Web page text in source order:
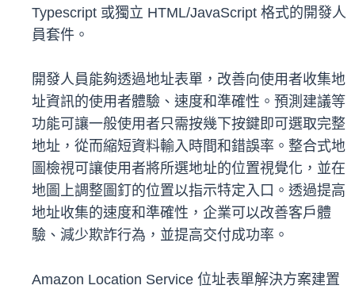
Typescript 或獨立 HTML/JavaScript 格式的開發人
員套件。
開發人員能夠透過地址表單，改善向使用者收集地
址資訊的使用者體驗、速度和準確性。預測建議等
功能可讓一般使用者只需按幾下按鍵即可選取完整
地址，從而縮短資料輸入時間和錯誤率。整合式地
圖檢視可讓使用者將所選地址的位置視覺化，並在
地圖上調整圖釘的位置以指示特定入口。透過提高
地址收集的速度和準確性，企業可以改善客戶體
驗、減少欺詐行為，並提高交付成功率。
Amazon Location Service 位址表單解決方案建置